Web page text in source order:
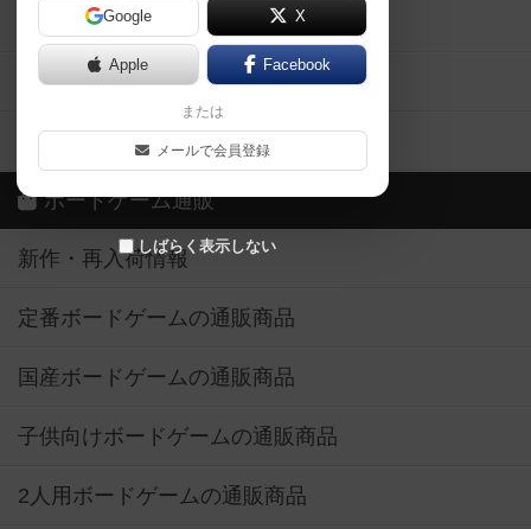
Google X
Apple Facebook
または
メールで会員登録
しばらく表示しない
ボドとも・会員一覧
ボードゲーム業界コラム
ボドゲーマご利用案内
ボードゲーム通販
新作・再入荷情報
定番ボードゲームの通販商品
国産ボードゲームの通販商品
子供向けボードゲームの通販商品
2人用ボードゲームの通販商品